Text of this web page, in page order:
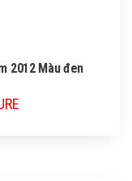
2012 Màu đen